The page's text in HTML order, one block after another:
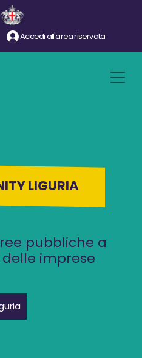
Salta al contenuto principale
Accedi all'area riservata
LIGURIA
pubbliche a
imprese